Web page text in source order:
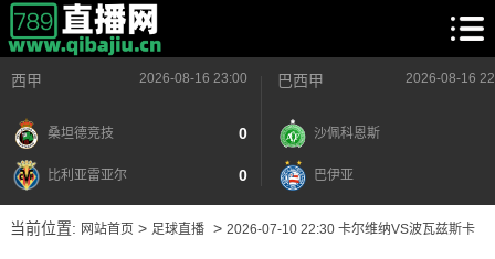
西甲 2026-08-16 23:00
桑坦德竞技 0
比利亚雷亚尔 0
巴西甲 2026-08-16
沙佩科恩斯
巴伊亚
当前位置: 网站首页> 足球直播> 2026-07-10 22:30 卡尔维纳VS波瓦兹斯卡